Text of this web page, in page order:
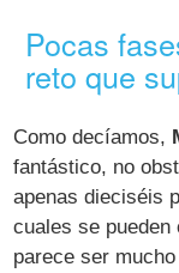
Pocas
reto que
Como decíamos,
fantástico, no
apenas dieciséis
cuales se
parece ser